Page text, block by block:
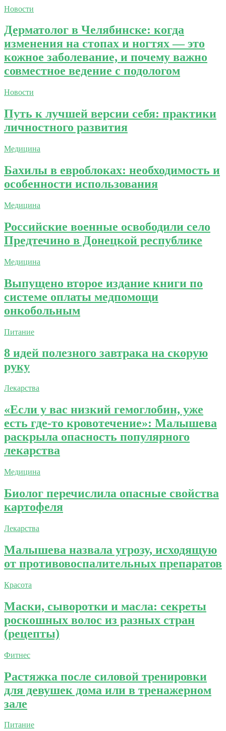
Новости
Дерматолог в Челябинске: когда
изменения на стопах и ногтях — это
кожное заболевание, и почему важно
совместное ведение с подологом
Новости
Путь к лучшей версии себя: практики
личностного развития
Медицина
Бахилы в евроблоках: необходимость и
особенности использования
Медицина
Российские военные освободили село
Предтечино в Донецкой республике
Медицина
Выпущено второе издание книги по
системе оплаты медпомощи
онкобольным
Питание
8 идей полезного завтрака на скорую
руку
Лекарства
«Если у вас низкий гемоглобин, уже
есть где-то кровотечение»: Малышева
раскрыла опасность популярного
лекарства
Медицина
Биолог перечислила опасные свойства
картофеля
Лекарства
Малышева назвала угрозу, исходящую
от противовоспалительных препаратов
Красота
Маски, сыворотки и масла: секреты
роскошных волос из разных стран
(рецепты)
Фитнес
Растяжка после силовой тренировки
для девушек дома или в тренажерном
зале
Питание